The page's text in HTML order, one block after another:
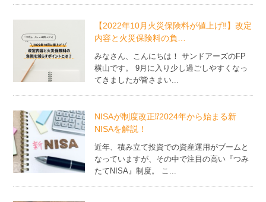
【2022年10月火災保険料が値上げ‼】改定
内容と火災保険料の負…
みなさん、こんにちは！ サンドアーズのFP
横山です。 9月に入り少し過ごしやすくなっ
てきましたが皆さまい...
NISAが制度改正⁉2024年から始まる新
NISAを解説！
近年、積み立て投資での資産運用がブームと
なっていますが、その中で注目の高い『つみ
たてNISA』制度。 こ...